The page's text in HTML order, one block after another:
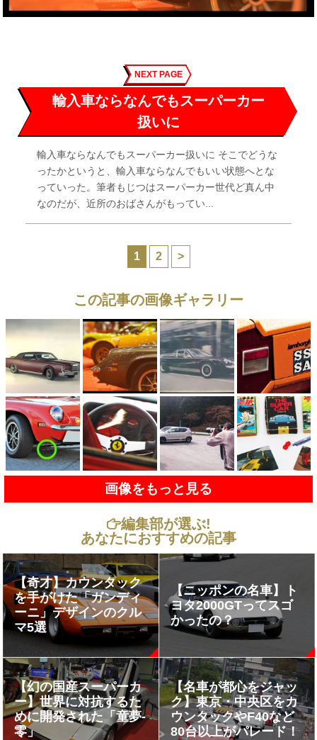
NEXT PAGE
輸入車ならなんでもスーパーカー
扱いに
輸入車ならなんでもスーパーカー扱いに そこでどうな
ったかというと、輸入車ならなんでもいい状態へとな
っていった。筆者もじつはスーパーカー世代ど真ん中
なのだが、近所のおばさんがもってい...
1 2 >
この記事の画像ギャラリー
画像をもっと見る
編集部が選ぶ!
あなたにおすすめの記事
【奇才】カウンタック
を手がけた「ガンディ
ーニ」デザインのクル
マ5選
【ニッポンの名車】ト
ヨタ2000GTってスゴ
かったの？
【幻の国産スーパーカ
ー】世界に対抗するた
めに開発された「童夢-
零」
【名車が都心をジャッ
ク】東京・中央区をカ
ウンタックやF40など
80台以上がパレード！